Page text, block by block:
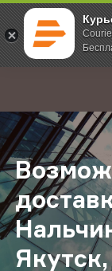
; Главная О